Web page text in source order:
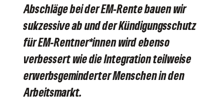
Abschläge bei der EM-Rente bauen wir
sukzessive ab und der Kündigungsschutz
für EM-Rentner*innen wird ebenso
verbessert wie die Integration teilweise
erwerbsgeminderter Menschen in den
Arbeitsmarkt.